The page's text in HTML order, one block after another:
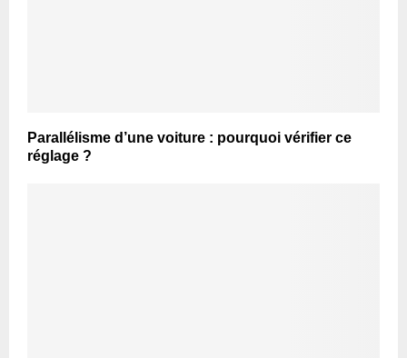
Parallélisme d’une voiture : pourquoi vérifier ce
réglage ?